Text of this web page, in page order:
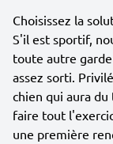
Choisissez la
S'il est sportif,
toute autre
assez sorti.
chien qui aura
faire tout
une première